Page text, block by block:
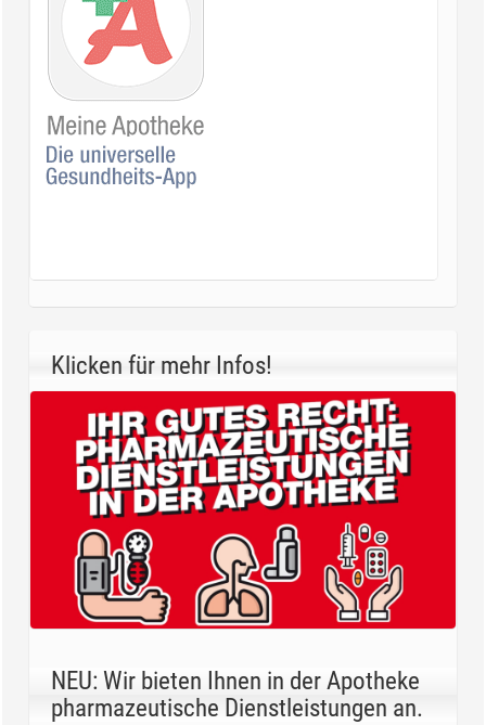
Klicken für mehr Infos!
NEU: Wir bieten Ihnen in der Apotheke
pharmazeutische Dienstleistungen an.